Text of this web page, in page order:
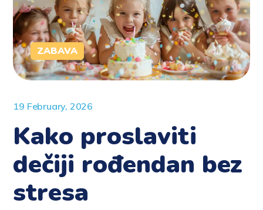
ZABAVA
19 February, 2026
Kako proslaviti
dečiji rođendan bez
stresa